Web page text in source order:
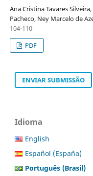
Ana Cristina Tavares
Pacheco, Ney Marcelo de
104-110
PDF
ENVIAR SUBMISSÃO
Idioma
English
Español (España)
Português (Brasil)